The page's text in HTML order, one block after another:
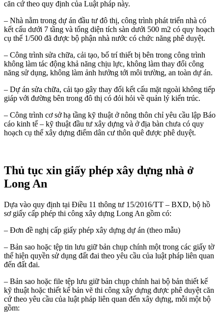
căn cứ theo quy định của Luật pháp này.
– Nhà nằm trong dự án đầu tư đô thị, công trình phát triển nhà có
kết cấu dưới 7 tầng và tổng diện tích sàn dưới 500 m2 có quy hoạch
cụ thể 1/500 đã được bộ phận nhà nước có chức năng phê duyệt.
– Công trình sửa chữa, cải tạo, bố trí thiết bị bên trong công trình
không làm tác động khả năng chịu lực, không làm thay đổi công
năng sử dụng, không làm ảnh hưởng tới môi trường, an toàn dự án.
– Dự án sửa chữa, cải tạo gây thay đổi kết cấu mặt ngoài không tiếp
giáp với đường bên trong đô thị có đỏi hỏi về quản lý kiến trúc.
– Công trình cơ sở hạ tầng kỹ thuật ở nông thôn chỉ yêu cầu lập Báo
cáo kinh tế – kỹ thuật đầu tư xây dựng và ở địa bàn chưa có quy
hoạch cụ thể xây dựng điểm dân cư thôn quê được phê duyệt.
Thủ tục xin giấy phép xây dựng nhà ở
Long An
Dựa vào quy định tại Điều 11 thông tư 15/2016/TT – BXD, bộ hồ
sơ giấy cấp phép thi công xây dựng Long An gồm có:
– Đơn đề nghị cấp giấy phép xây dựng dự án (theo mẫu)
– Bản sao hoặc tệp tin lưu giữ bản chụp chính một trong các giấy tờ
thể hiện quyền sử dụng đất đai theo yêu cầu của luật pháp liên quan
đến đất đai.
– Bản sao hoặc file tệp lưu giữ bản chụp chính hai bộ bản thiết kế
kỹ thuật hoặc thiết kế bản vẽ thi công xây dựng được phê duyệt căn
cứ theo yêu cầu của luật pháp liên quan đến xây dựng, mỗi một bộ
gồm: